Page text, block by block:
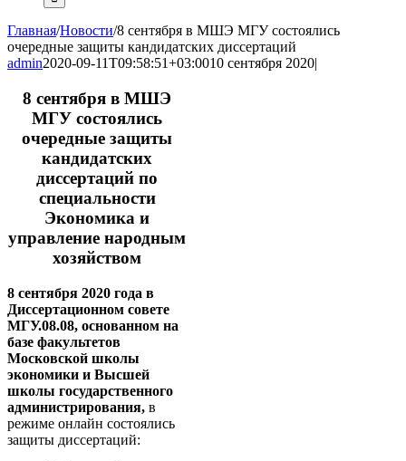
Главная/Новости/8 сентября в МШЭ МГУ состоялись
очередные защиты кандидатских диссертаций
admin2020-09-11T09:58:51+03:0010 сентября 2020|
8 сентября в МШЭ
МГУ состоялись
очередные защиты
кандидатских
диссертаций по
специальности
Экономика и
управление народным
хозяйством
8 сентября 2020 года в
Диссертационном совете
МГУ.08.08, основанном на
базе факультетов
Московской школы
экономики и Высшей
школы государственного
администрирования, в
режиме онлайн состоялись
защиты диссертаций: